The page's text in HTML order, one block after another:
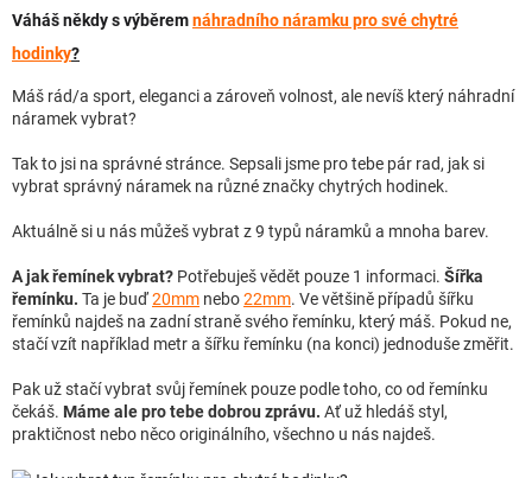
OSTATNÍ
ZNAČKY
AKČNÍ
ZBOŽÍ
NOVINKY
Váháš někdy s výběremnáhradního náramku pro své chytré
hodinky?
Máš rád/a sport, eleganci a zároveň volnost, ale nevíš který náhradní
náramek vybrat?
Tak to jsi na správné stránce. Sepsali jsme pro tebe pár rad, jak si
vybrat správný náramek na různé značky chytrých hodinek.
Aktuálně si u nás můžeš vybrat z 9 typů náramků a mnoha barev.
A jak řemínek vybrat? Potřebuješ vědět pouze 1 informaci. Šířka
řemínku. Ta je buď20mm nebo22mm. Ve většině případů šířku
řemínků najdeš na zadní straně svého řemínku, který máš. Pokud ne,
stačí vzít například metr a šířku řemínku (na konci) jednoduše změřit.
Pak už stačí vybrat svůj řemínek pouze podle toho, co od řemínku
čekáš. Máme ale pro tebe dobrou zprávu. Ať už hledáš styl,
praktičnost nebo něco originálního, všechno u nás najdeš.